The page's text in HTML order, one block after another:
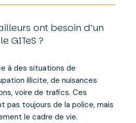
ont besoin d’un
GITeS ?
à des situations de
illicite, de nuisances
voire de trafics. Ces
pas toujours de la police, mais
le cadre de vie.